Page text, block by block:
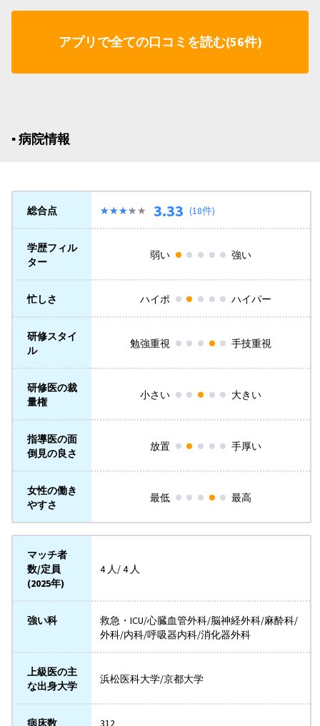
アプリで全ての口コミを読む(56件)
▪︎ 病院情報
総合点 ★★★★★
★★★★★ 3.33 (18件)
学歴フィル
ター
弱い 強い
忙しさ ハイポ ハイパー
研修スタイ
ル
勉強重視 手技重視
研修医の裁
量権
小さい 大きい
指導医の面
倒見の良さ
放置 手厚い
女性の働き
やすさ
最低 最高
マッチ者
数/定員
(2025年)
4 人/ 4 人
強い科
救急・ICU/心臓血管外科/脳神経外科/麻酔科/
外科/内科/呼吸器内科/消化器外科
上級医の主
な出身大学
浜松医科大学/京都大学
病床数 312